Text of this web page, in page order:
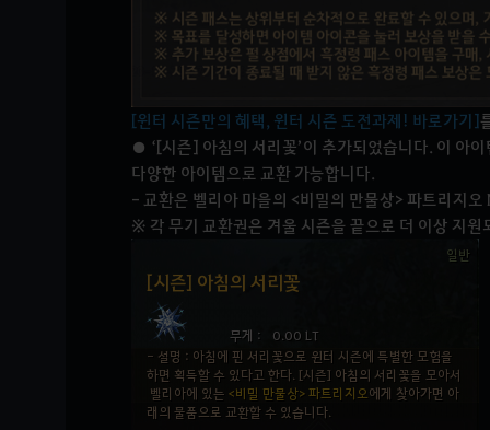
[윈터 시즌만의 혜택, 윈터 시즌 도전과제! 바로가기]
● ‘[시즌] 아침의 서리꽃’이 추가되었습니다. 이 아
다양한 아이템으로 교환 가능합니다.
- 교환은 벨리아 마을의 <비밀의 만물상> 파트리지
※ 각 무기 교환권은 겨울 시즌을 끝으로 더 이상 지원